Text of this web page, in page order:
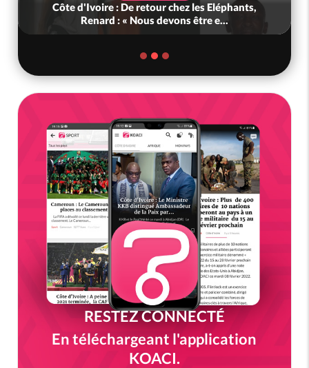
Côte d'Ivoire : De retour chez les Eléphants,
Renard : « Nous devons être e...
RESTEZ CONNECTÉ
En téléchargeant l'application
KOACI.